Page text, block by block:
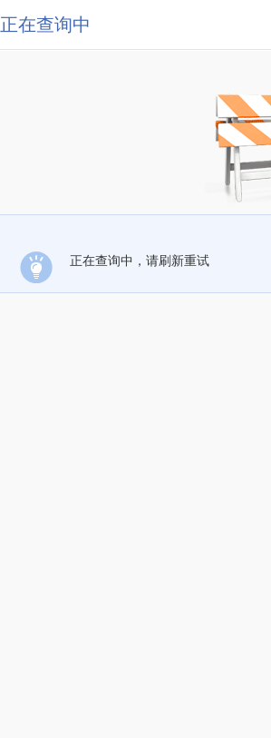
正在查询中
正在查询中，请刷新重试